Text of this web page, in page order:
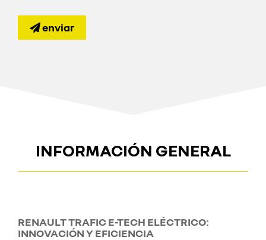
enviar
INFORMACIÓN GENERAL
RENAULT TRAFIC E-TECH ELÉCTRICO:
INNOVACIÓN Y EFICIENCIA